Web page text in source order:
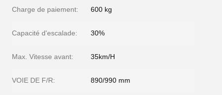
Charge de paiement: 600 kg
Capacité d'escalade: 30%
Max. Vitesse avant: 35km/H
VOIE DE F/R: 890/990 mm